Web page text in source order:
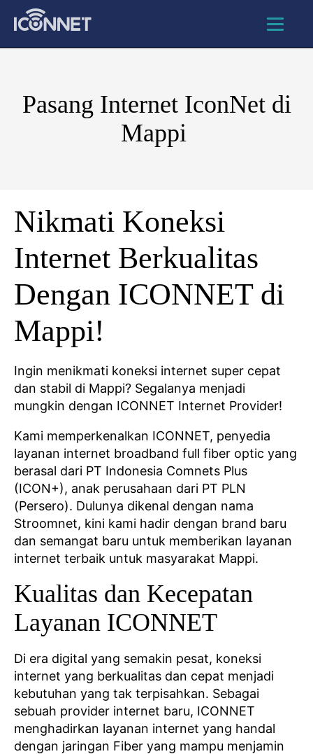
Pasang Internet IconNet di
Mappi
Nikmati Koneksi
Internet Berkualitas
Dengan ICONNET di
Mappi!
Ingin menikmati koneksi internet super cepat
dan stabil di Mappi? Segalanya menjadi
mungkin dengan ICONNET Internet Provider!
Kami memperkenalkan ICONNET, penyedia
layanan internet broadband full fiber optic yang
berasal dari PT Indonesia Comnets Plus
(ICON+), anak perusahaan dari PT PLN
(Persero). Dulunya dikenal dengan nama
Stroomnet, kini kami hadir dengan brand baru
dan semangat baru untuk memberikan layanan
internet terbaik untuk masyarakat Mappi.
Kualitas dan Kecepatan
Layanan ICONNET
Di era digital yang semakin pesat, koneksi
internet yang berkualitas dan cepat menjadi
kebutuhan yang tak terpisahkan. Sebagai
sebuah provider internet baru, ICONNET
menghadirkan layanan internet yang handal
dengan jaringan Fiber yang mampu menjamin